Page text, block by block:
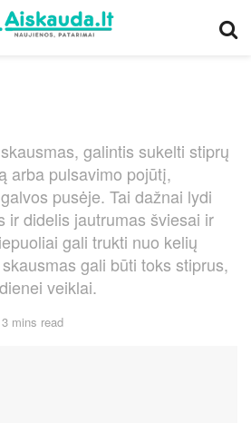
galintis sukelti stiprų
arba pulsavimo pojūtį,
pusėje. Tai dažnai lydi
ir didelis jautrumas šviesai ir
gali trukti nuo kelių
gali būti toks stiprus,
veiklai.
mins read